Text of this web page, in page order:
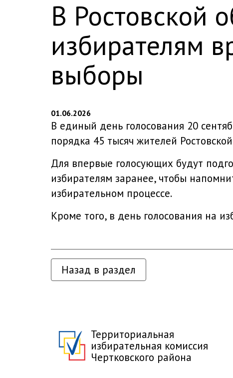
В Ростовской
избирателям
выборы
01.06.2026
В единый день голосования 20
порядка 45 тысяч жителей
Для впервые голосующих будут
избирателям заранее, чтобы
избирательном процессе.
Кроме того, в день голосования на
Назад в раздел
Территориальная
избирательная комиссия
Чертковского района